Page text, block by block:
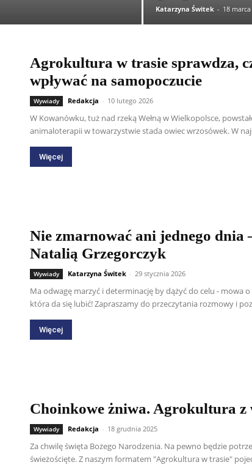
Katarzyna Świtek - 18
Agrokultura w trasie sprawdza,
wpływać na samopoczucie
Wywiady Redakcja - 10 lutego 2026
W Kowanówku, tuż nad rzeką Wełną w Wielkopolsce,
animaloterapii w towarzystwie stada owiec wrzosówek. W
Więcej
Nie zmarnować ani jednego dnia
Natalią Grzegorczyk
Wywiady Katarzyna Świtek - 29 stycznia 2026
Ma odwagę marzyć i determinację by dążyć do celu - mowa
która da się lubić! Zapraszamy do przeczytania rozmowy i
Więcej
Choinkowe żniwa. Agrokultura
Wywiady Redakcja - 18 grudnia 2025
Za chwilę święta Bożego Narodzenia. Na pewno będzie
świeżościęte. Z naszym formatem "Agrokultura w trasie"